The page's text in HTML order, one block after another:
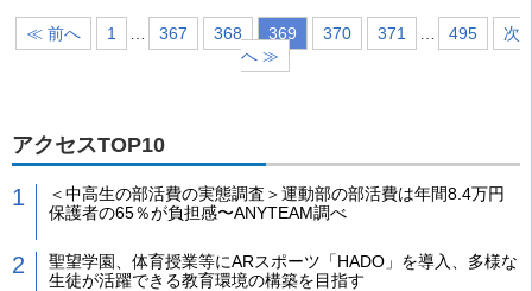
≪ 前へ 1 367 368 369 370 371 495
次
へ ≫
アクセスTOP10
＜中高生の部活費の実態調査＞運動部の部活費は年間8.4万円
保護者の65％が負担感〜ANYTEAM調べ
聖望学園、体育授業等にARスポーツ「HADO」を導入、多様な
生徒が活躍できる教育環境の構築を目指す